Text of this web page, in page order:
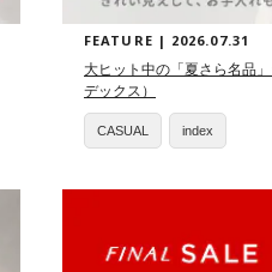
FEATURE | 2026.07.31
大ヒット中の「夏さら名品
デックス）
CASUAL index